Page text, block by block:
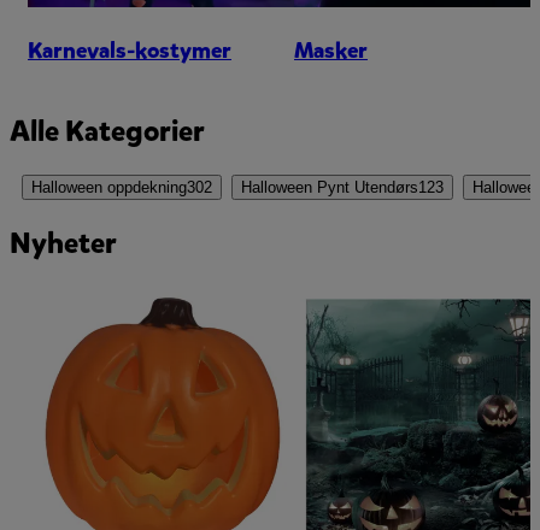
Karnevals-kostymer Masker
Alle Kategorier
Halloween oppdekning302 Halloween Pynt Utendørs123
Nyheter